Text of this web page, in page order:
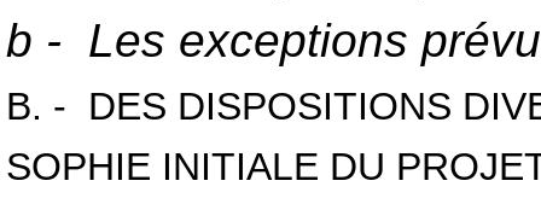
b - Les exceptions
B. - DES DISPOSITIONS
SOPHIE INITIALE DU